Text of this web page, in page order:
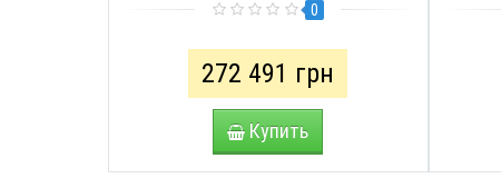
0
272 491 грн
Купить